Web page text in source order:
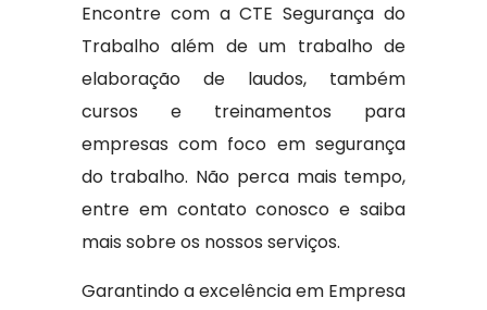
Encontre com a CTE Segurança do
Trabalho além de um trabalho de
elaboração de laudos, também
cursos e treinamentos para
empresas com foco em segurança
do trabalho. Não perca mais tempo,
entre em contato conosco e saiba
mais sobre os nossos serviços.
Garantindo a excelência em Empresa